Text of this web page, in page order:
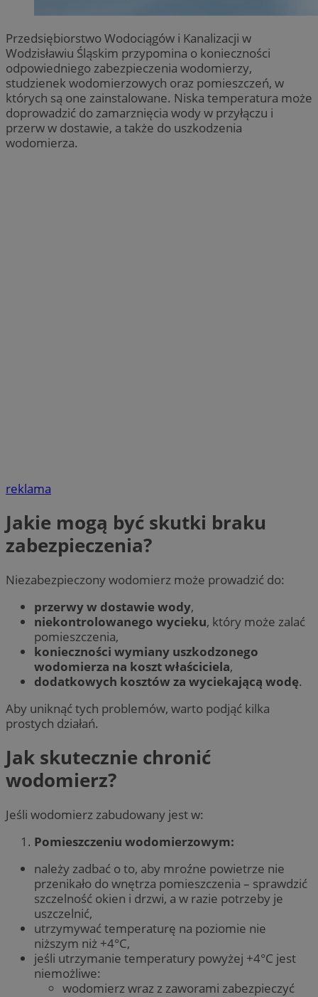
Przedsiębiorstwo Wodociągów i Kanalizacji w
Wodzisławiu Śląskim przypomina o konieczności
odpowiedniego zabezpieczenia wodomierzy,
studzienek wodomierzowych oraz pomieszczeń, w
których są one zainstalowane. Niska temperatura może
doprowadzić do zamarznięcia wody w przyłączu i
przerw w dostawie, a także do uszkodzenia
wodomierza.
reklama
Jakie mogą być skutki braku
zabezpieczenia?
Niezabezpieczony wodomierz może prowadzić do:
przerwy w dostawie wody,
niekontrolowanego wycieku, który może zalać
pomieszczenia,
konieczności wymiany uszkodzonego
wodomierza na koszt właściciela,
dodatkowych kosztów za wyciekającą wodę.
Aby uniknąć tych problemów, warto podjąć kilka
prostych działań.
Jak skutecznie chronić
wodomierz?
Jeśli wodomierz zabudowany jest w:
Pomieszczeniu wodomierzowym:
należy zadbać o to, aby mroźne powietrze nie
przenikało do wnętrza pomieszczenia – sprawdzić
szczelność okien i drzwi, a w razie potrzeby je
uszczelnić,
utrzymywać temperaturę na poziomie nie
niższym niż +4°C,
jeśli utrzymanie temperatury powyżej +4°C jest
niemożliwe:
wodomierz wraz z zaworami zabezpieczyć